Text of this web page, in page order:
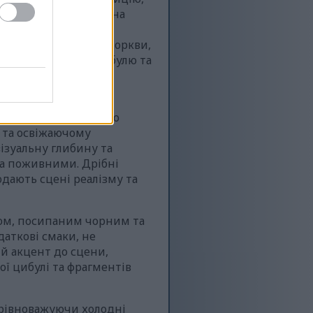
щедро наповнена
коричневого
тонкі смужки моркви,
зелену цибулю та
яскраво-зеленим
які природно
освіжаючому
глибину та
поживними. Дрібні
сцені реалізму та
посипаним чорним та
смаки, не
акцент до сцени,
цибулі та фрагментів
холодні